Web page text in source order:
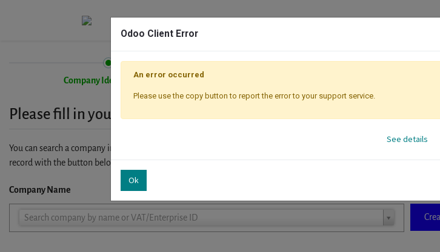
Company Identification
Please fill in your company details
You can search a company in our database by name, VAT or enterprise ID. When a company is selected it will
record with the button below.
Company Name
Search company by name or VAT/Enterprise ID
Company
Odoo Client Error
An error occurred
Please use the copy button to report the error to your support service.
See details
Ok